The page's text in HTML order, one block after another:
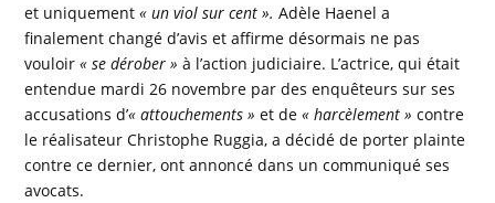
et uniquement« un viol sur cent ». Adèle Haenel a
finalement changé d’avis et affirme désormais ne pas
vouloir« se dérober » à l’action judiciaire. L’actrice, qui était
entendue mardi 26 novembre par des enquêteurs sur ses
accusations d’« attouchements » et de« harcèlement » contre
le réalisateur Christophe Ruggia, a décidé de porter plainte
contre ce dernier, ont annoncé dans un communiqué ses
avocats.